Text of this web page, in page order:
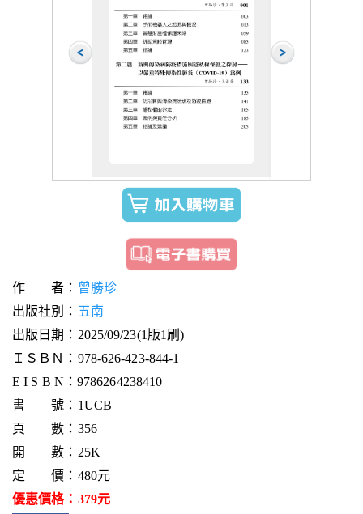
作 者： 曾勝珍
出版社別： 五南
出版日期：2025/09/23(1版1刷)
ＩＳＢＮ：978-626-423-844-1
E I S B N：9786264238410
書 號：1UCB
頁 數：356
開 數：25K
定 價：480元
優惠價格：379元